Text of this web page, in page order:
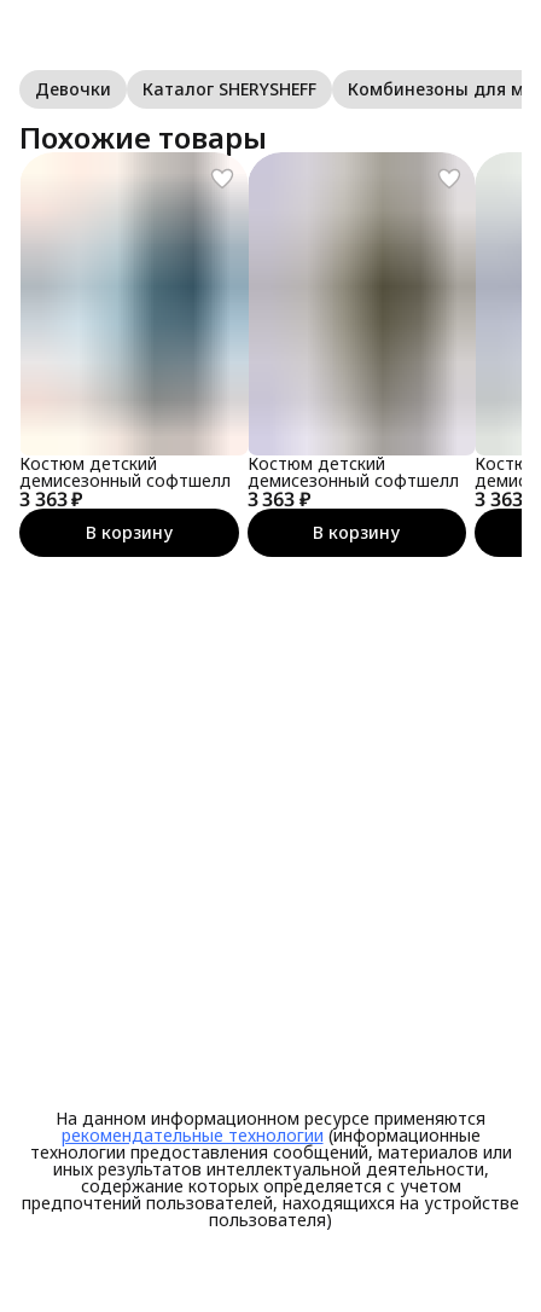
Девочки Каталог SHERYSHEFF Комбинезоны для
Похожие товары
3 363 ₽
Костюм детский
демисезонный софтшелл
В корзину
3 363 ₽
Костюм детский
демисезонный софтшелл
В корзину
3 363 ₽
На данном информационном ресурсе применяются
рекомендательные технологии (информационные
технологии предоставления сообщений, материалов или
иных результатов интеллектуальной деятельности,
содержание которых определяется с учетом
предпочтений пользователей, находящихся на устройстве
пользователя)